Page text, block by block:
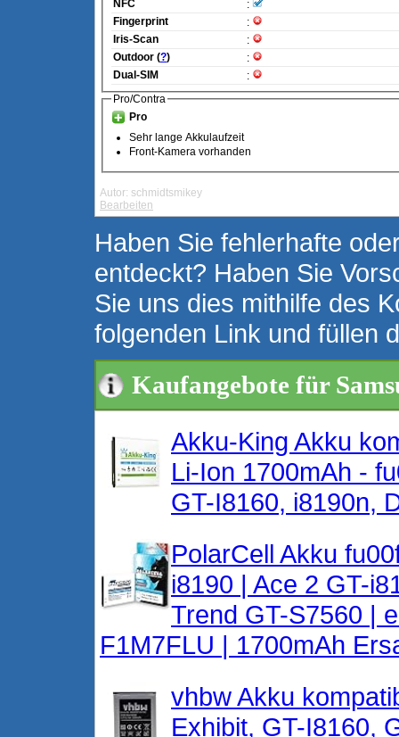
NFC
:
Fingerprint
:
Iris-Scan
:
Outdoor (?)
:
Dual-SIM
:
Pro/Contra
Pro
Sehr lange Akkulaufzeit
Front-Kamera vorhanden
Autor: schmidtsmikey
Bearbeiten
Haben Sie fehlerhafte
entdeckt? Haben Sie
Sie uns dies mithilfe des
folgenden Link und füllen
Kaufangebote für
Akku-King Akku
Li-Ion 1700mAh -
GT-I8160, i8190n,
PolarCell Akku
i8190 | Ace 2 GT-
Trend GT-S7560 |
F1M7FLU | 1700mAh
vhbw Akku
Exhibit, GT-I8160,